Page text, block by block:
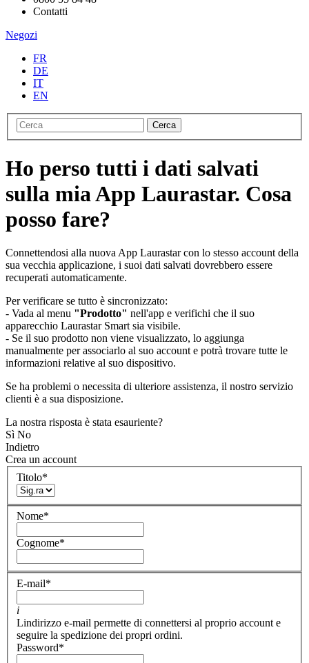
Contatti
Negozi
FR
DE
IT
EN
Cerca
Ho perso tutti i dati salvati
sulla mia App Laurastar. Cosa
posso fare?
Connettendosi alla nuova App Laurastar con lo stesso account della
sua vecchia applicazione, i suoi dati salvati dovrebbero essere
recuperati automaticamente.
Per verificare se tutto è sincronizzato:
- Vada al menu "Prodotto" nell'app e verifichi che il suo
apparecchio Laurastar Smart sia visibile.
- Se il suo prodotto non viene visualizzato, lo aggiunga
manualmente per associarlo al suo account e potrà trovare tutte le
informazioni relative al suo dispositivo.
Se ha problemi o necessita di ulteriore assistenza, il nostro servizio
clienti è a sua disposizione.
La nostra risposta è stata esauriente?
Sì No
Indietro
Crea un account
Titolo*
Nome*
Cognome*
E-mail*
i
Lindirizzo e-mail permette di connettersi al proprio account e
seguire la spedizione dei propri ordini.
Password*